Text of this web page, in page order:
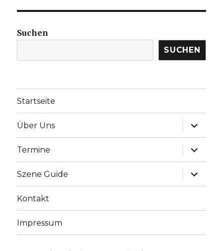
Suchen
SUCHEN
Startseite
Über Uns
Termine
Szene Guide
Kontakt
Impressum